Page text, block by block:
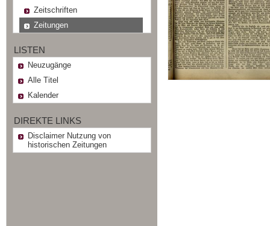
Zeitschriften
Zeitungen
LISTEN
Neuzugänge
Alle Titel
Kalender
DIREKTE LINKS
Disclaimer Nutzung von
historischen Zeitungen